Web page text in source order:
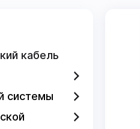
кабель
системы
системы